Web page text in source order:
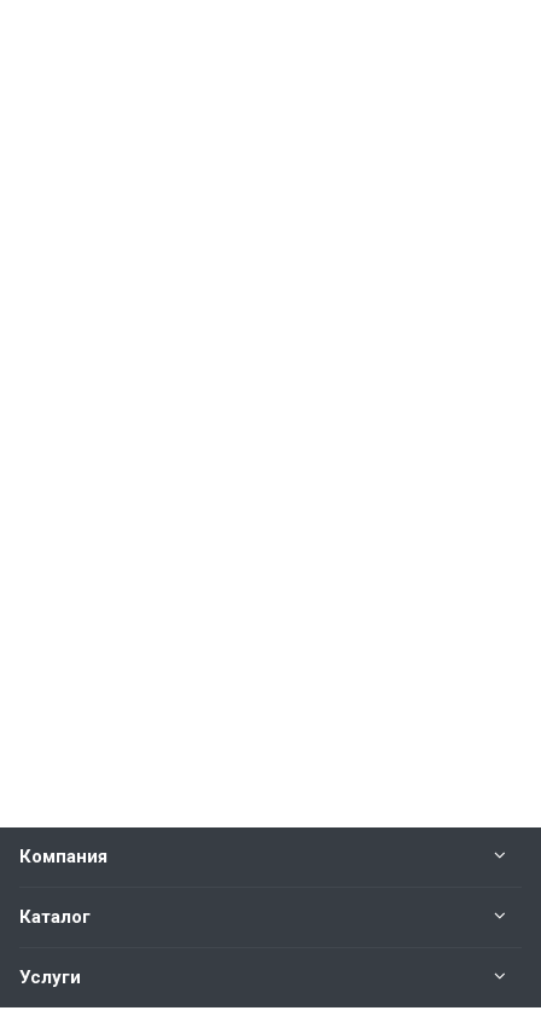
Компания
Каталог
Услуги